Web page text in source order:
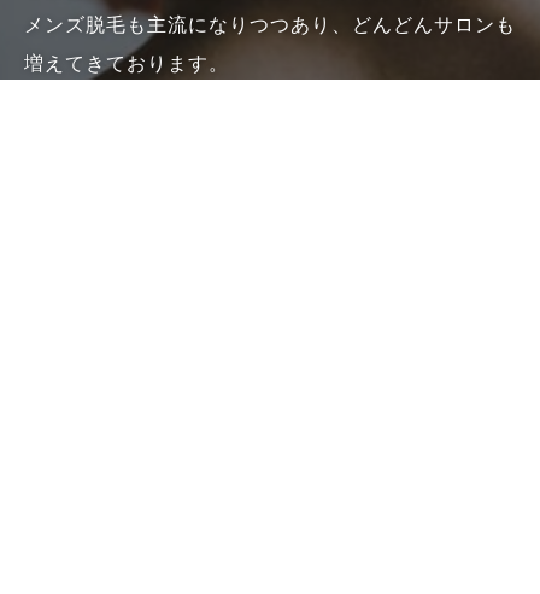
メンズ脱毛も主流になりつつあり、どんどんサロンも
増えてきております。